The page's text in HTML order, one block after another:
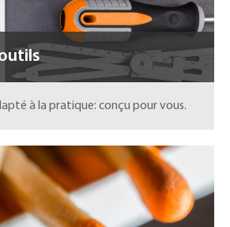
à la pratique: conçu pour vous.